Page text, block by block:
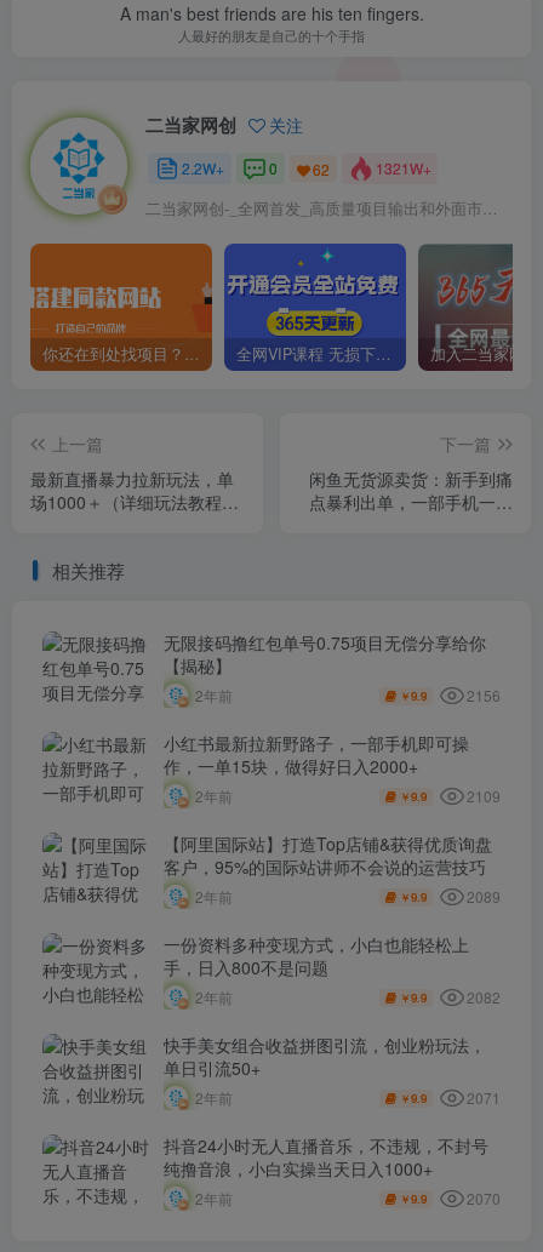
A man's best friends are his ten fingers.
人最好的朋友是自己的十个手指
二当家网创 关注
2.2W+ 0 62 1321W+
二当家网创-_全网首发_高质量项目输出和外面市场高价课程一模一样
你还在到处找项目？还在当韭菜？我靠卖项目一个月收入5万+，曾经我也是个失败者。 全网VIP课程 无损下载~
上一篇
最新直播暴力拉新玩法，单
场1000＋（详细玩法教程）
下一篇
闲鱼无货源卖货：新手到痛
点暴利出单，一部手机一个
相关推荐
无限接码撸红包单号0.75项目无偿分享给你
【揭秘】
2年前 ￥9.9 2156
小红书最新拉新野路子，一部手机即可操
作，一单15块，做得好日入2000+
2年前 ￥9.9 2109
【阿里国际站】打造Top店铺&获得优质询盘
客户，​95%的国际站讲师不会说的运营技巧
2年前 ￥9.9 2089
一份资料多种变现方式，小白也能轻松上
手，日入800不是问题
2年前 ￥9.9 2082
快手美女组合收益拼图引流，创业粉玩法，
单日引流50+
2年前 ￥9.9 2071
抖音24小时无人直播音乐，不违规，不封号
纯撸音浪，小白实操当天日入1000+
2年前 ￥9.9 2070